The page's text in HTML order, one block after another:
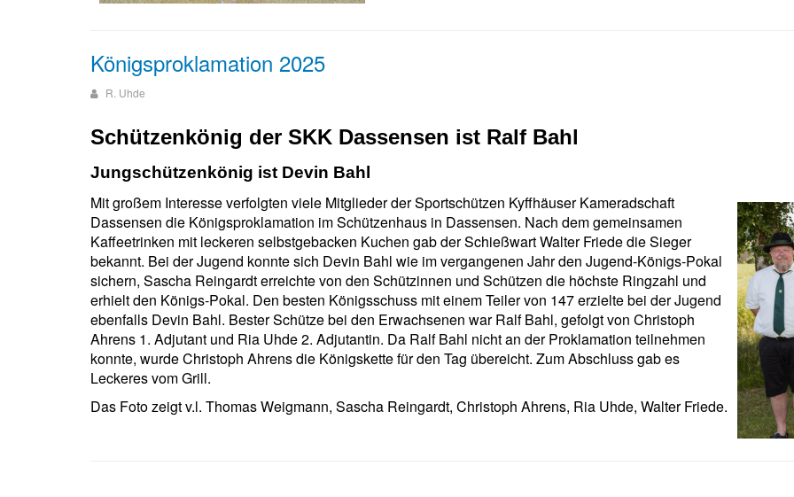
Königsproklamation 2025
R. Uhde
Schützenkönig der SKK Dassensen ist Ralf Bahl
Jungschützenkönig ist Devin Bahl
Mit großem Interesse verfolgten viele Mitglieder der Sportschützen Kyffhäuser Kameradschaft
Dassensen die Königsproklamation im Schützenhaus in Dassensen. Nach dem gemeinsamen
Kaffeetrinken mit leckeren selbstgebacken Kuchen gab der Schießwart Walter Friede die Sieger
bekannt. Bei der Jugend konnte sich Devin Bahl wie im vergangenen Jahr den Jugend‐Königs‐Pokal
sichern, Sascha Reingardt erreichte von den Schützinnen und Schützen die höchste Ringzahl und
erhielt den Königs‐Pokal. Den besten Königsschuss mit einem Teiler von 147 erzielte bei der Jugend
ebenfalls Devin Bahl. Bester Schütze bei den Erwachsenen war Ralf Bahl, gefolgt von Christoph
Ahrens 1. Adjutant und Ria Uhde 2. Adjutantin. Da Ralf Bahl nicht an der Proklamation teilnehmen
konnte, wurde Christoph Ahrens die Königskette für den Tag übereicht. Zum Abschluss gab es
Leckeres vom Grill.
Das Foto zeigt v.l. Thomas Weigmann, Sascha Reingardt, Christoph Ahrens, Ria Uhde, Walter Friede.